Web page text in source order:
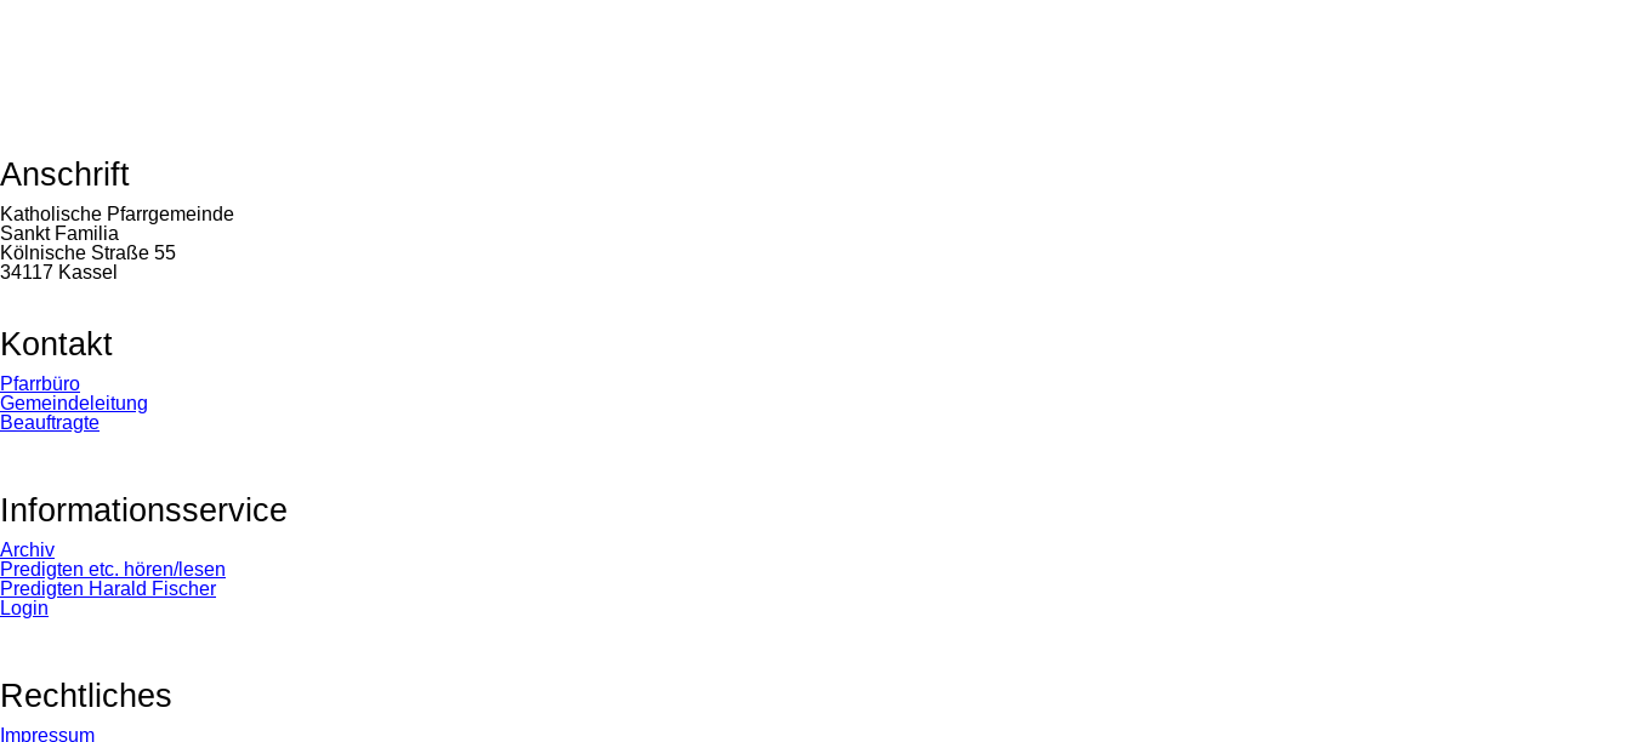
Anschrift
Katholische Pfarrgemeinde
Sankt Familia
Kölnische Straße 55
34117 Kassel
Kontakt
Navigation
überspringen
Pfarrbüro
Gemeindeleitung
Beauftragte
Informationsservice
Navigation
überspringen
Archiv
Predigten etc. hören/lesen
Predigten Harald Fischer
Login
Rechtliches
Navigation
Impressum